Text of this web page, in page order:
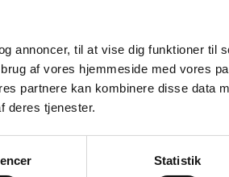
annoncer, til at vise dig funktioner til
af vores hjemmeside med vores
partnere kan kombinere disse data
deres tjenester.
Statistik
06/08/2026
3, 1. tv
SV